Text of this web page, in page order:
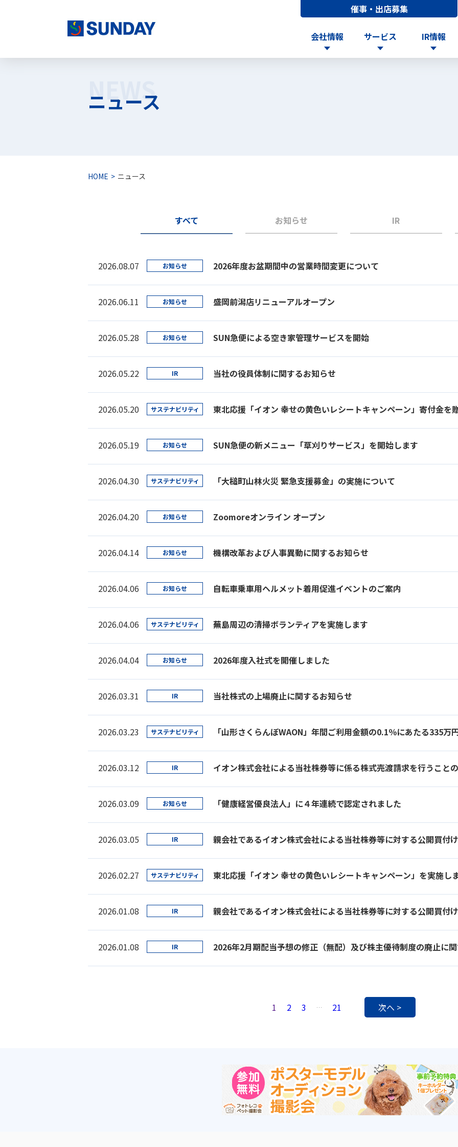
株式会社サンデー
催事・出店募集
会社情報 サービス IR情報
NEWS
ニュース
HOME ニュース
すべて お知らせ IR
2026.08.07 お知らせ 2026年度お盆期間中の営業時間変更について
2026.06.11 お知らせ 盛岡前潟店リニューアルオープン
2026.05.28 お知らせ SUN急便による空き家管理サービスを開始
2026.05.22 IR 当社の役員体制に関するお知らせ
2026.05.20 サステナビリティ 東北応援「イオン 幸せの黄色いレシートキャンペーン」寄付金を
2026.05.19 お知らせ SUN急便の新メニュー「草刈りサービス」を開始します
2026.04.30 サステナビリティ 「大槌町山林火災 緊急支援募金」の実施について
2026.04.20 お知らせ Zoomoreオンライン オープン
2026.04.14 お知らせ 機構改革および人事異動に関するお知らせ
2026.04.06 お知らせ 自転車乗車用ヘルメット着用促進イベントのご案内
2026.04.06 サステナビリティ 蕪島周辺の清掃ボランティアを実施します
2026.04.04 お知らせ 2026年度入社式を開催しました
2026.03.31 IR 当社株式の上場廃止に関するお知らせ
2026.03.23 サステナビリティ
2026.03.12 IR
2026.03.09 お知らせ 「健康経営優良法人」に４年連続で認定されました
2026.03.05 IR 親会社であるイオン株式会社による当社株券等に対する公開買付
2026.02.27 サステナビリティ 東北応援「イオン 幸せの黄色いレシートキャンペーン」を実施し
2026.01.08 IR
2026.01.08 IR 2026年2月期配当予想の修正（無配）及び株主優待制度の廃止に
1 2 3 … 21 次へ >